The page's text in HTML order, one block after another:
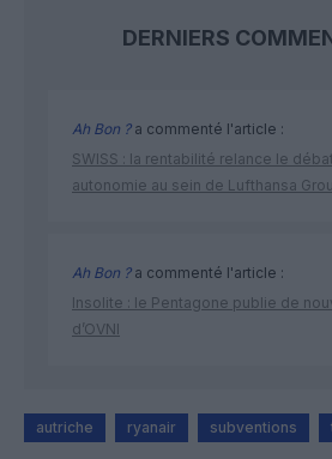
DERNIERS
Ah Bon ?a commenté l'article :
SWISS : la rentabilité relance le
autonomie au sein de Lufthansa
Ah Bon ?a commenté l'article :
Insolite : le Pentagone publie de
d’OVNI
autriche ryanair subventions